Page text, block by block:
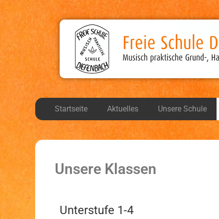
Freie Schule
Musisch, praktische Grund-, Haupt-, und
Startseite Aktuelles Unsere Schule
Unsere Klassen
Unterstufe 1-4